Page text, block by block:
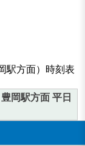
駅方面）時刻表
岡駅方面 平日